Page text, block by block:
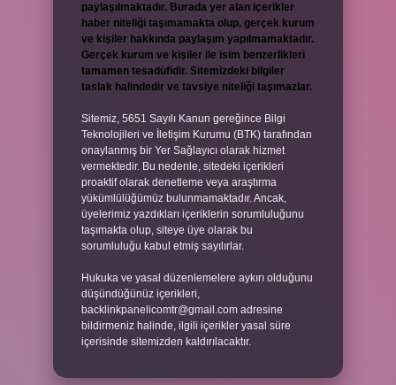
paylaşılmaktadır. Burada yer alan içerikler
haber niteliği taşımamakta olup, gerçek kurum
ve kişiler hakkında paylaşım yapılmamaktadır.
Gerçek kurum ve kişiler ile isim benzerlikleri
tamamen tesadüfidir. Sitemizdeki bilgiler
taslak halindedir ve tavsiye niteliği taşımazlar.
Sitemiz, 5651 Sayılı Kanun gereğince Bilgi
Teknolojileri ve İletişim Kurumu (BTK) tarafından
onaylanmış bir Yer Sağlayıcı olarak hizmet
vermektedir. Bu nedenle, sitedeki içerikleri
proaktif olarak denetleme veya araştırma
yükümlülüğümüz bulunmamaktadır. Ancak,
üyelerimiz yazdıkları içeriklerin sorumluluğunu
taşımakta olup, siteye üye olarak bu
sorumluluğu kabul etmiş sayılırlar.
Hukuka ve yasal düzenlemelere aykırı olduğunu
düşündüğünüz içerikleri,
backlinkpanelicomtr@gmail.com adresine
bildirmeniz halinde, ilgili içerikler yasal süre
içerisinde sitemizden kaldırılacaktır.